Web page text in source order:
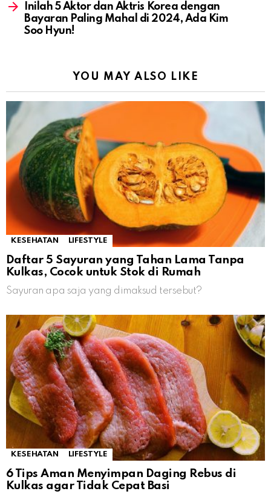
Inilah 5 Aktor dan Aktris Korea dengan
Bayaran Paling Mahal di 2024, Ada Kim
Soo Hyun!
YOU MAY ALSO LIKE
KESEHATAN LIFESTYLE
Daftar 5 Sayuran yang Tahan Lama Tanpa
Kulkas, Cocok untuk Stok di Rumah
Sayuran apa saja yang dimaksud tersebut?
KESEHATAN LIFESTYLE
6 Tips Aman Menyimpan Daging Rebus di
Kulkas agar Tidak Cepat Basi